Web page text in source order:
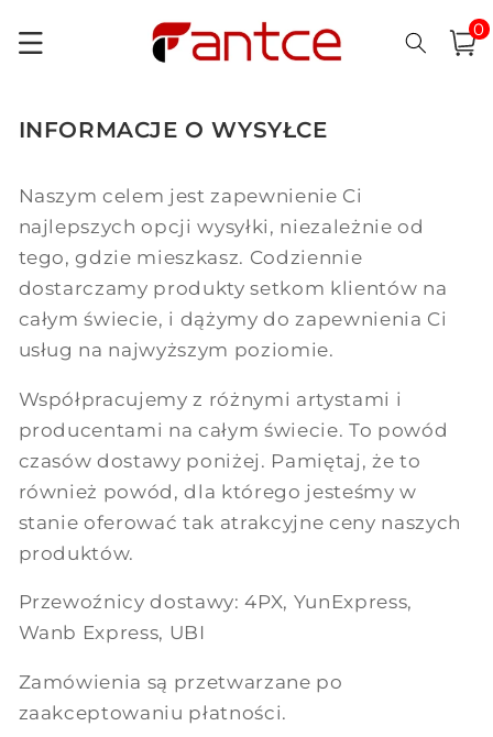
do
treści
Koszyk
0
INFORMACJE O WYSYŁCE
Naszym celem jest zapewnienie Ci
najlepszych opcji wysyłki, niezależnie od
tego, gdzie mieszkasz. Codziennie
dostarczamy produkty setkom klientów na
całym świecie, i dążymy do zapewnienia Ci
usług na najwyższym poziomie.
Współpracujemy z różnymi artystami i
producentami na całym świecie. To powód
czasów dostawy poniżej. Pamiętaj, że to
również powód, dla którego jesteśmy w
stanie oferować tak atrakcyjne ceny naszych
produktów.
Przewoźnicy dostawy: 4PX, YunExpress,
Wanb Express, UBI
Zamówienia są przetwarzane po
zaakceptowaniu płatności.